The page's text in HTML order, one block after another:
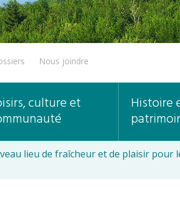
Nous joindre
culture et Histoire
lieu de fraîcheur et de plaisir pour